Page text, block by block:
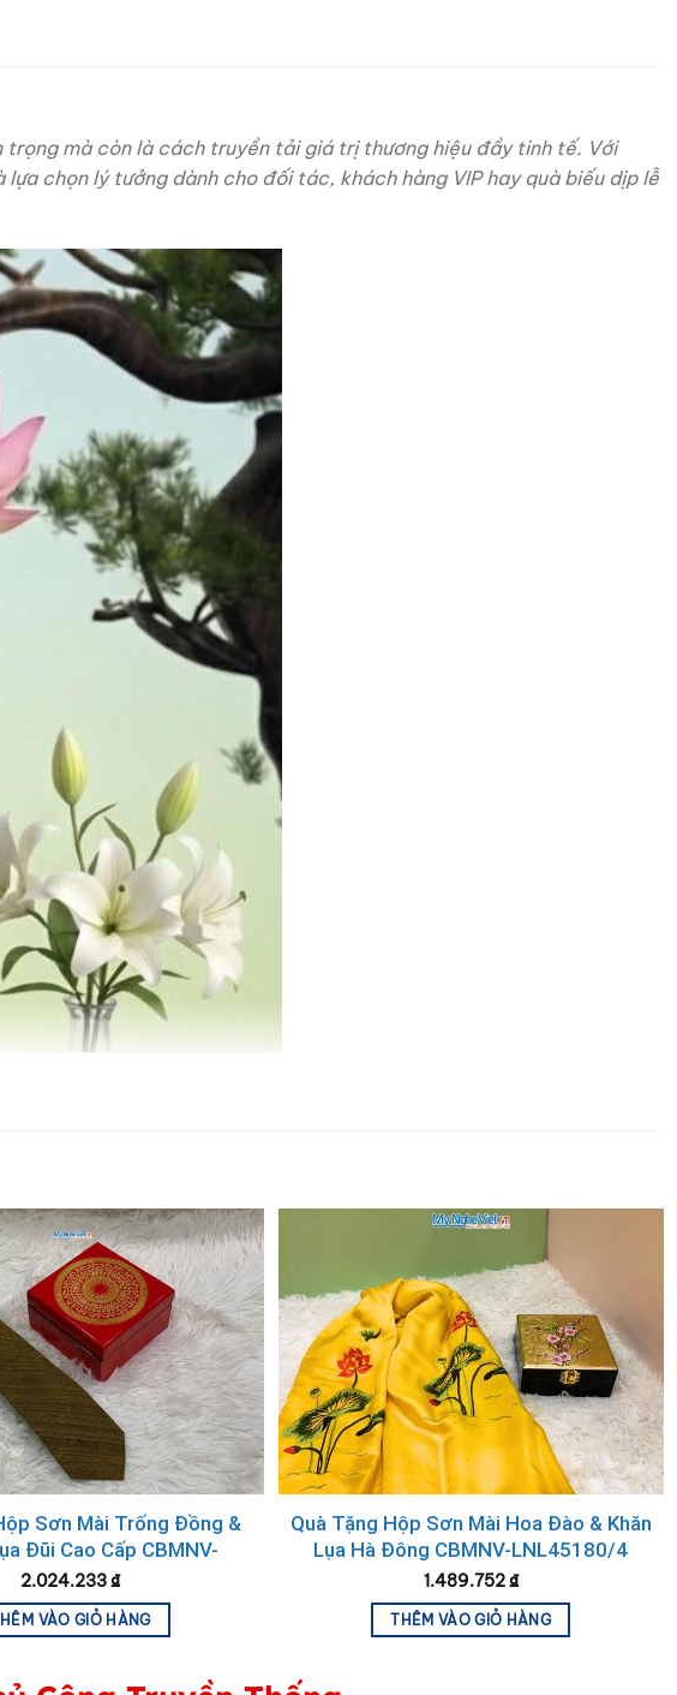
mà còn là cách truyền tải giá trị thương hiệu đầy tinh tế. Với
lựa chọn lý tưởng dành cho đối tác, khách hàng VIP hay quà biếu dịp lễ
được chế tác với những đường nét tinh xảo, phù hợp làm quà
Nam, vừa phù hợp bày trí tại văn phòng, phòng khách hay không
Sơn Mài Trống Đồng &
Đũi Cao Cấp CBMNV-
CRVNC2.1
2.024.233₫
VÀO GIỎ HÀNG
Quà Tặng Hộp Sơn Mài Hoa Đào & Khăn
Lụa Hà Đông CBMNV-LNL45180/4
1.489.752₫
THÊM VÀO GIỎ HÀNG